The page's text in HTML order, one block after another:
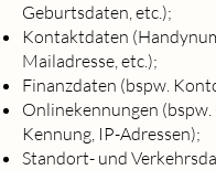
Geburtsdaten, etc.);
Kontaktdaten
Mailadresse, etc.);
Finanzdaten (bspw.
Onlinekennungen
Kennung, IP-Adressen);
Standort- und